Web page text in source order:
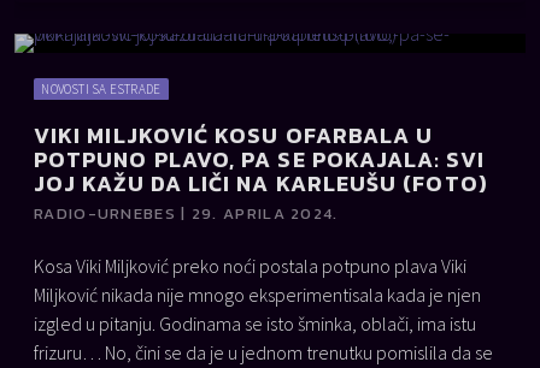
NOVOSTI SA ESTRADE
VIKI MILJKOVIĆ KOSU OFARBALA U
POTPUNO PLAVO, PA SE POKAJALA: SVI
JOJ KAŽU DA LIČI NA KARLEUŠU (FOTO)
RADIO-URNEBES | 29. APRILA 2024.
Kosa Viki Miljković preko noći postala potpuno plava Viki
Miljković nikada nije mnogo eksperimentisala kada je njen
izgled u pitanju. Godinama se isto šminka, oblači, ima istu
frizuru… No, čini se da je u jednom trenutku pomislila da se